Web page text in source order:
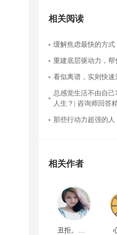
相关阅读
缓解焦虑最快的方式
重建底层驱动力，帮
看似离谱，实则快
总感觉生活不由自己
人生？| 咨询师回答
那些行动力超强的
相关作者
丑拒。。。